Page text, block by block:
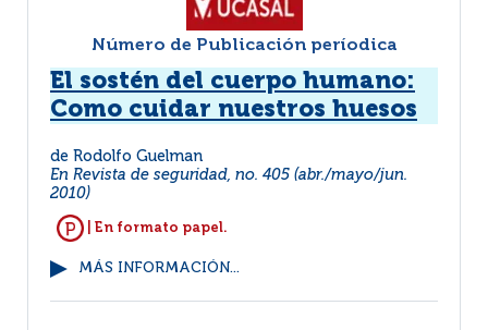
Número de Publicación períodica
El sostén del cuerpo humano:
Como cuidar nuestros huesos
de Rodolfo Guelman
En Revista de seguridad, no. 405 (abr./mayo/jun.
2010)
| En formato papel.
MÁS INFORMACIÓN...